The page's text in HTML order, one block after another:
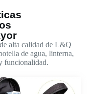
alta calidad de L&Q
de agua, linterna,
funcionalidad.